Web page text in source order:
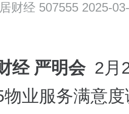
财经 507555 2025-
经 严明会 2月
物业服务满意